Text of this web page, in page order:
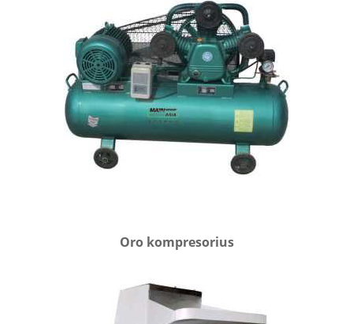
Oro kompresorius